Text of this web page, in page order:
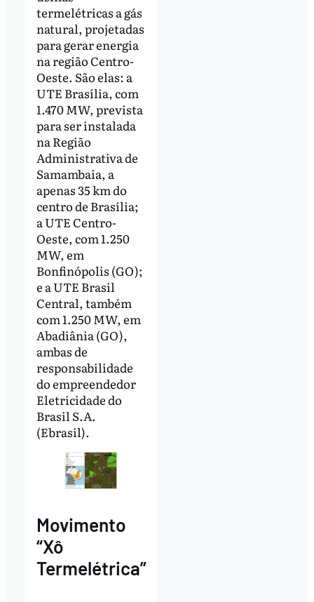
termelétricas a gás
natural, projetadas
para gerar energia
na região Centro-
Oeste. São elas: a
UTE Brasília, com
1.470 MW, prevista
para ser instalada
na Região
Administrativa de
Samambaia, a
apenas 35 km do
centro de Brasília;
a UTE Centro-
Oeste, com 1.250
MW, em
Bonfinópolis (GO);
e a UTE Brasil
Central, também
com 1.250 MW, em
Abadiânia (GO),
ambas de
responsabilidade
do empreendedor
Eletricidade do
Brasil S.A.
(Ebrasil).
Movimento
“Xô
Termelétrica”